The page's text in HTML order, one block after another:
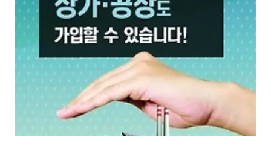
환자의 삶의 질을 향상하는 것입니다. 간호.간병 통합서비스의 장점 환자 관리
의 향상간호간병통합서비스는 환자들의 건강을 종합적으로 파악하고, 이에 따
라 맞춤형 치료 및 관리를 제공합니다. 이는 환자들이 더 나은 결과를 얻을 수
있도록 도와줍니다. 의료 비용 절감간호간병통합..